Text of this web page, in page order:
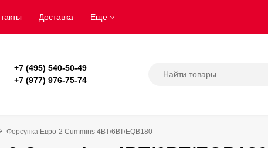
Доставка Еще
+7 (495) 540-50-49
+7 (977) 976-75-74
Форсунка Eвро-2 Cummins 4BT/6ВТ/EQB180